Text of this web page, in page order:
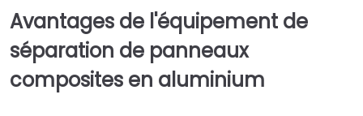
Avantages de l'équipement de
séparation de panneaux
composites en aluminium